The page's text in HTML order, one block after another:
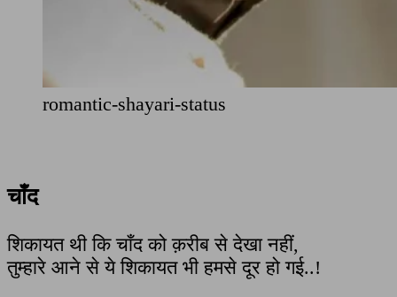
romantic-shayari-status
चाँद
शिकायत थी कि चाँद को क़रीब से देखा नहीं,
तुम्हारे आने से ये शिकायत भी हमसे दूर हो गई..!